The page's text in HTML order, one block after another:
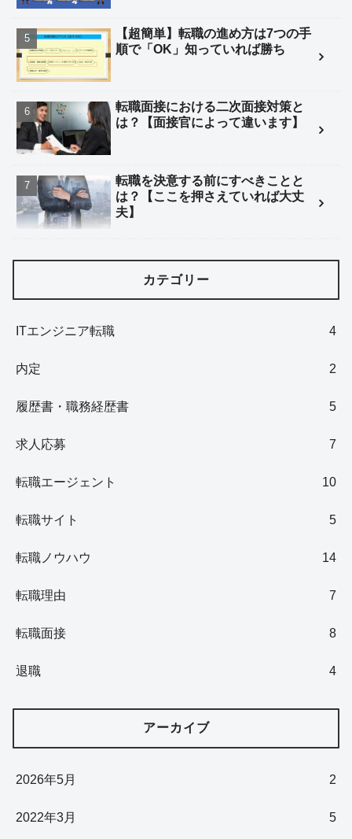
【超簡単】転職の進め方は7つの手
順で「OK」知っていれば勝ち
転職面接における二次面接対策と
は？【面接官によって違います】
転職を決意する前にすべきことと
は？【ここを押さえていれば大丈
夫】
カテゴリー
ITエンジニア転職 4
内定 2
履歴書・職務経歴書 5
求人応募 7
転職エージェント 10
転職サイト 5
転職ノウハウ 14
転職理由 7
転職面接 8
退職 4
アーカイブ
2026年5月 2
2022年3月 5